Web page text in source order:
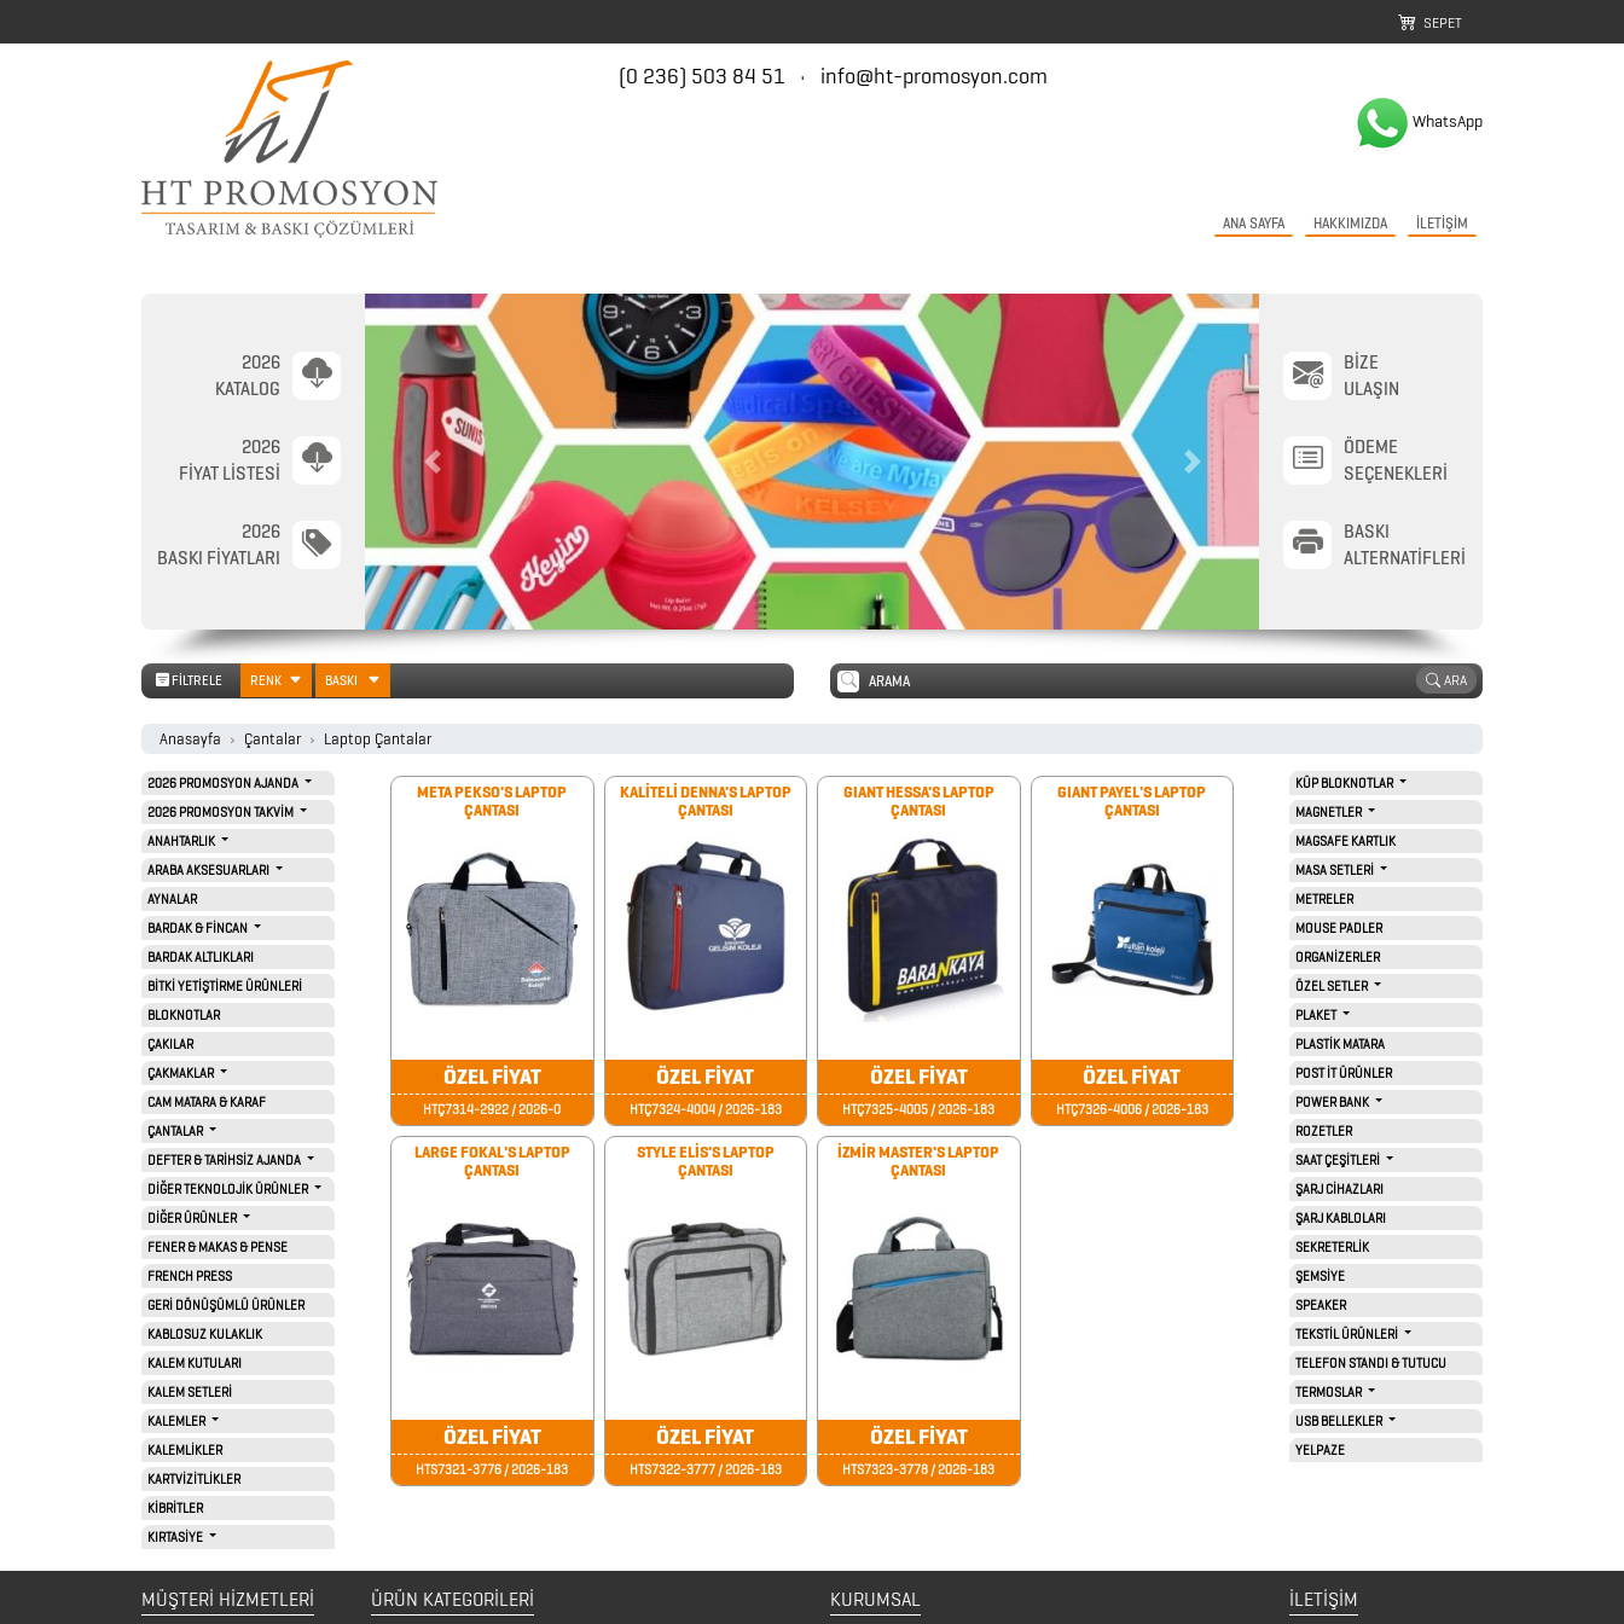
AKSESUARLARI
KARAF
SEPET
(0 236) 503 84 51 • info@ht-promosyon.com
WhatsApp
ANA SAYFA HAKKIMIZDA İLETİŞİM
2026
KATALOG
2026
FİYAT LİSTESİ
2026
BASKI FİYATLARI
Previous Next
BİZE
ULAŞIN
ÖDEME
SEÇENEKLERİ
BASKI
ALTERNATİFLERİ
FİLTRELE RENK BASKI ARA
Anasayfa Çantalar Laptop Çantalar
2026 PROMOSYON AJANDA
2026 PROMOSYON TAKVİM
ANAHTARLIK
ARABA AKSESUARLARI
AYNALAR
BARDAK & FİNCAN
BARDAK ALTLIKLARI
BİTKİ YETİŞTİRME ÜRÜNLERİ
BLOKNOTLAR
ÇAKILAR
ÇAKMAKLAR
CAM MATARA & KARAF
ÇANTALAR
DEFTER & TARİHSİZ AJANDA
DİĞER TEKNOLOJİK ÜRÜNLER
DİĞER ÜRÜNLER
FENER & MAKAS & PENSE
FRENCH PRESS
GERİ DÖNÜŞÜMLÜ ÜRÜNLER
KABLOSUZ KULAKLIK
KALEM KUTULARI
KALEM SETLERİ
KALEMLER
KALEMLİKLER
KARTVİZİTLİKLER
KİBRİTLER
KIRTASİYE
META PEKSO'S LAPTOP
ÇANTASI
ÖZEL FİYAT
HTÇ7314-2922 / 2026-0
KALİTELİ DENNA'S LAPTOP
ÇANTASI
ÖZEL FİYAT
HTÇ7324-4004 / 2026-183
GIANT HESSA'S LAPTOP
ÇANTASI
ÖZEL FİYAT
HTÇ7325-4005 / 2026-183
GIANT PAYEL'S LAPTOP
ÇANTASI
ÖZEL FİYAT
HTÇ7326-4006 / 2026-183
LARGE FOKAL'S LAPTOP
ÇANTASI
ÖZEL FİYAT
HTS7321-3776 / 2026-183
STYLE ELİS'S LAPTOP
ÇANTASI
ÖZEL FİYAT
HTS7322-3777 / 2026-183
İZMİR MASTER'S LAPTOP
ÇANTASI
ÖZEL FİYAT
HTS7323-3778 / 2026-183
KÜP BLOKNOTLAR
MAGNETLER
MAGSAFE KARTLIK
MASA SETLERİ
METRELER
MOUSE PADLER
ORGANİZERLER
ÖZEL SETLER
PLAKET
PLASTİK MATARA
POST İT ÜRÜNLER
POWER BANK
ROZETLER
SAAT ÇEŞİTLERİ
ŞARJ CİHAZLARI
ŞARJ KABLOLARI
SEKRETERLİK
ŞEMSİYE
SPEAKER
TEKSTİL ÜRÜNLERİ
TELEFON STANDI & TUTUCU
TERMOSLAR
USB BELLEKLER
YELPAZE
MÜŞTERİ HİZMETLERİ ÜRÜN KATEGORILERI KURUMSAL İLETİŞİM